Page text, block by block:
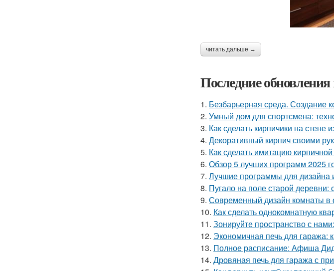
читать дальше →
Последние обновления
1. Безбарьерная среда. Создание
2. Умный дом для спортсмена:
3. Как сделать кирпичики на стене
4. Декоративный кирпич своими
5. Как сделать имитацию
6. Обзор 5 лучших программ 2025
7. Лучшие программы для дизайна
8. Пугало на поле старой деревни:
9. Современный дизайн комнаты в
10. Как сделать однокомнатную
11. Зонируйте пространство с
12. Экономичная печь для гаража:
13. Полное расписание: Афиша
14. Дровяная печь для гаража с